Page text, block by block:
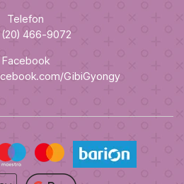
Telefon
466-9072
Facebook
GibiGyongy